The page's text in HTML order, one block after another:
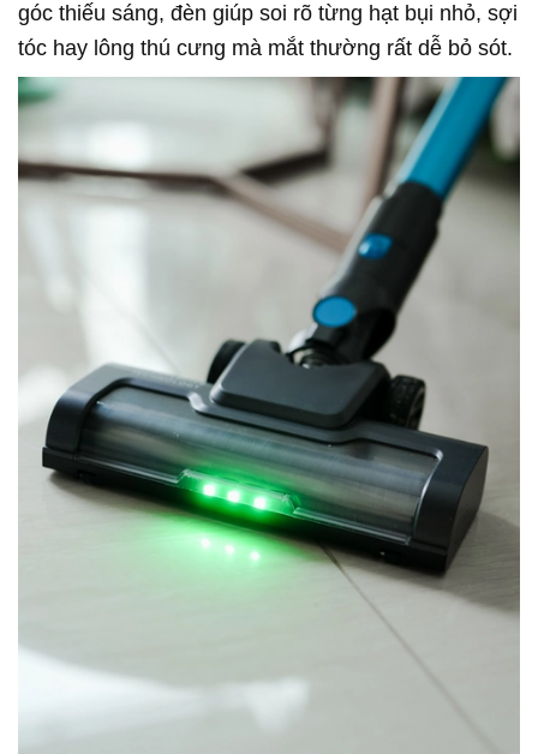
góc thiếu sáng, đèn giúp soi rõ từng hạt bụi nhỏ, sợi
tóc hay lông thú cưng mà mắt thường rất dễ bỏ sót.